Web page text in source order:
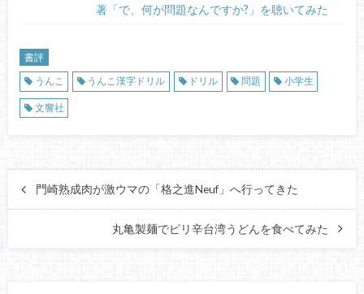
著「で、何が問題なんですか?」を聴いてみた
書評
うんこ
うんこ漢字ドリル ドリル 問題 小学生
文響社
門崎熟成肉が激ウマの「格之進Neuf」へ行ってきた
丸亀製麺でピリ辛台湾うどんを食べてみた